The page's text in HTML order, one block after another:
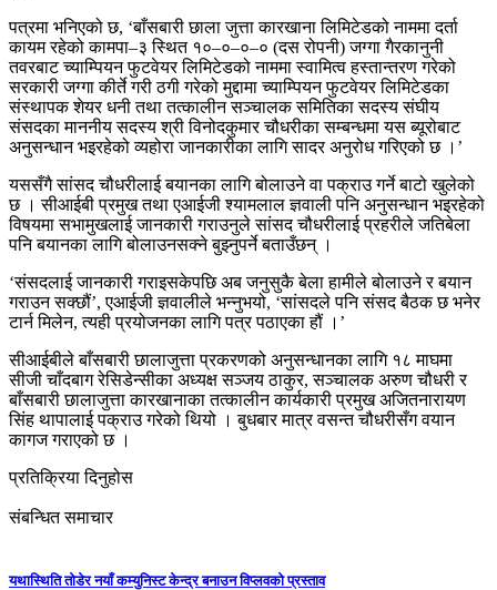
पत्रमा भनिएको छ, ‘बाँसबारी छाला जुत्ता कारखाना लिमिटेडको नाममा दर्ता
कायम रहेको कामपा–३ स्थित १०–०–०–० (दस रोपनी) जग्गा गैरकानुनी
तवरबाट च्याम्पियन फुटवेयर लिमिटेडको नाममा स्वामित्व हस्तान्तरण गरेको
सरकारी जग्गा कीर्ते गरी ठगी गरेको मुद्दामा च्याम्पियन फुटवेयर लिमिटेडका
संस्थापक शेयर धनी तथा तत्कालीन सञ्चालक समितिका सदस्य संघीय
संसदका माननीय सदस्य श्री विनोदकुमार चौधरीका सम्बन्धमा यस ब्यूरोबाट
अनुसन्धान भइरहेको व्यहोरा जानकारीका लागि सादर अनुरोध गरिएको छ ।’
यससँगै सांसद चौधरीलाई बयानका लागि बोलाउने वा पक्राउ गर्ने बाटो खुलेको
छ । सीआईबी प्रमुख तथा एआईजी श्यामलाल ज्ञवाली पनि अनुसन्धान भइरहेको
विषयमा सभामुखलाई जानकारी गराउनुले सांसद चौधरीलाई प्रहरीले जतिबेला
पनि बयानका लागि बोलाउनसक्ने बुझ्नुपर्ने बताउँछन् ।
‘संसदलाई जानकारी गराइसकेपछि अब जनुसुकै बेला हामीले बोलाउने र बयान
गराउन सक्छौं’, एआईजी ज्ञवालीले भन्नुभयो, ‘सांसदले पनि संसद बैठक छ भनेर
टार्न मिलेन, त्यही प्रयोजनका लागि पत्र पठाएका हौं ।’
सीआईबीले बाँसबारी छालाजुत्ता प्रकरणको अनुसन्धानका लागि १८ माघमा
सीजी चाँदबाग रेसिडेन्सीका अध्यक्ष सञ्जय ठाकुर, सञ्चालक अरुण चौधरी र
बाँसबारी छालाजुत्ता कारखानाका तत्कालीन कार्यकारी प्रमुख अजितनारायण
सिंह थापालाई पक्राउ गरेको थियो । बुधबार मात्र वसन्त चौधरीसँग वयान
कागज गराएको छ ।
प्रतिक्रिया दिनुहोस
संबन्धित समाचार
यथास्थिति तोडेर नयाँ कम्युनिस्ट केन्द्र बनाउन विप्लवको प्रस्ताव